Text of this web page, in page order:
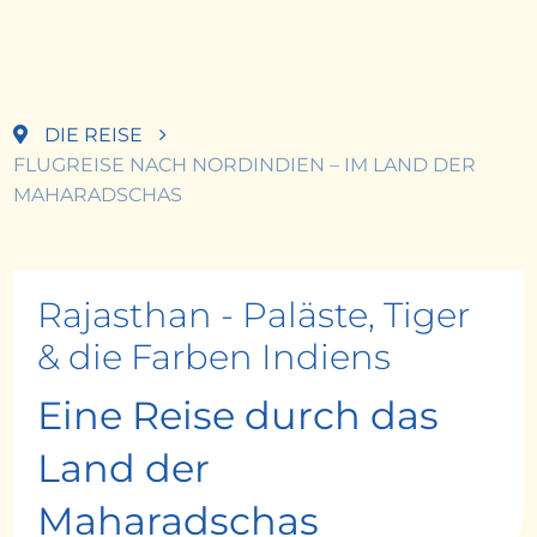
DIE REISE
FLUGREISE NACH NORDINDIEN – IM LAND DER
MAHARADSCHAS
Rajasthan - Paläste, Tiger
& die Farben Indiens
Eine Reise durch das
Land der
Maharadschas